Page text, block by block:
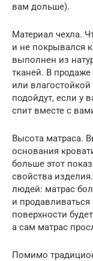
вам дольше).
Материал чехла.
и не покрывался
выполнен из
тканей. В продаже
или
подойдут, если у
спит вместе с
Высота матраса.
основания
больше этот
свойства
людей: матрас
и
поверхности
а сам матрас
Помимо